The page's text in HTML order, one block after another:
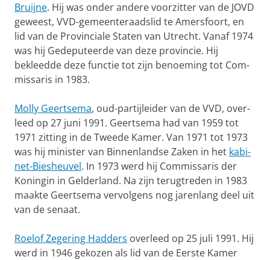
Bruijne. Hij was onder andere voorzitter van de JOVD
geweest, VVD-gemeente­raads­lid te Amers­foort, en
lid van de Provinci­ale Staten van Utrecht. Van­af 1974
was hij Gedeputeerde van deze provin­cie. Hij
bekleedde deze functie tot zijn benoeming tot Com­
missaris in 1983.
Molly Geertsema, oud-partijleider van de VVD, over­
leed op 27 juni 1991. Geertse­ma had van 1959 tot
1971 zitting in de Twee­de Kamer. Van 1971 tot 1973
was hij minister van Bin­nen­landse Zaken in het kabi­
net-Biesheu­vel. In 1973 werd hij Commissaris der
Konin­gin in Gelder­land. Na zijn terug­treden in 1983
maakte Geertse­ma vervolgens nog jarenlang deel uit
van de senaat.
Roelof Zegering Hadders overleed op 25 juli 1991. Hij
werd in 1946 ge­kozen als lid van de Eerste Kamer